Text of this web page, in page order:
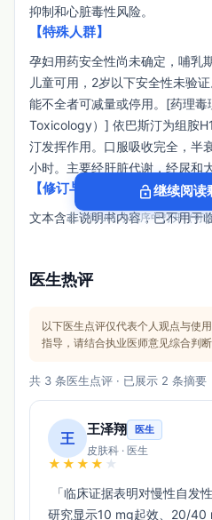
抑制和心脏毒性风险。
【特殊人群】
孕妇用药安全性尚未确定，哺乳
儿童可用，2岁以下安全性未验
能不全者可减量或停用。[药理
Toxicology）] 依巴斯汀为组胺
汀发挥作用。口服吸收完全，半
小时。主要经肝脏代谢，经尿和
【修订与来源提示】
文本含非说明书内容，已不用于
lock_open继续阅读
在 TriCura 小程序中打开（可
医生热评
以下医生点评仅代表个人观点与使
指导，请结合执业医师意见综合判断
共 3 条医生点评 · 已展示 2 条摘要
王 王泽翔 医生
皮肤科 · 医生
★ ★ ★ ★ ★
研究显示10 mg起效、20/40